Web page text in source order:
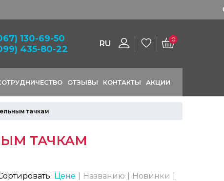
130-69-50
435-80-22
RU 0
ОТЗЫВЫ КОНТАКТЫ АКЦИИ
тачкам
ТАЧКАМ
Цене Названию Новинки